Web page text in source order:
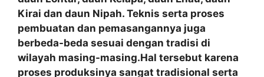
Kirai dan daun Nipah. Teknis serta proses
pembuatan dan pemasangannya juga
berbeda-beda sesuai dengan tradisi di
wilayah masing-masing.Hal tersebut karena
proses produksinya sangat tradisional serta